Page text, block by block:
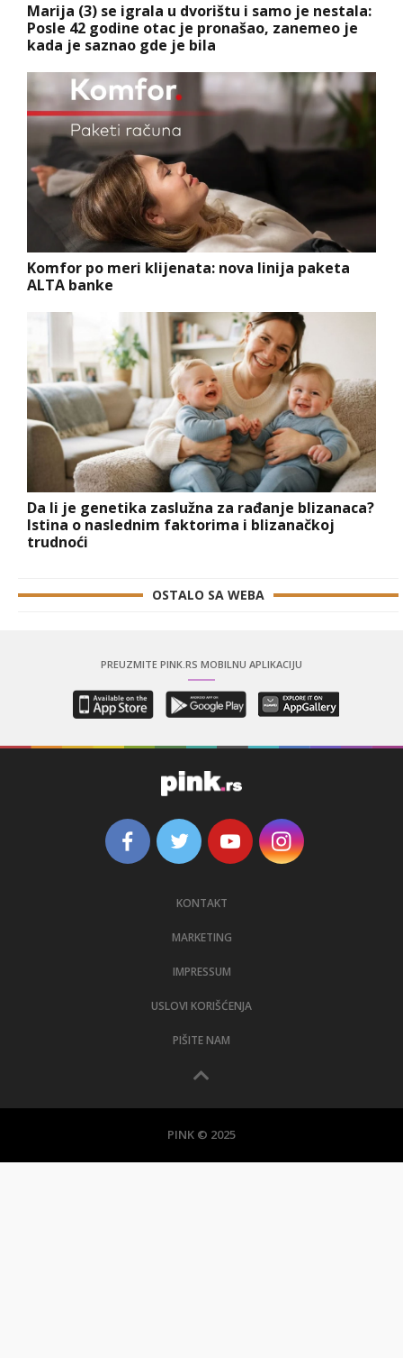
Marija (3) se igrala u dvorištu i samo je nestala:
Posle 42 godine otac je pronašao, zanemeo je
kada je saznao gde je bila
Komfor po meri klijenata: nova linija paketa
ALTA banke
Da li je genetika zaslužna za rađanje blizanaca?
Istina o naslednim faktorima i blizanačkoj
trudnoći
OSTALO SA WEBA
PREUZMITE PINK.RS MOBILNU APLIKACIJU
KONTAKT
MARKETING
IMPRESSUM
USLOVI KORIŠĆENJA
PIŠITE NAM
PINK © 2025